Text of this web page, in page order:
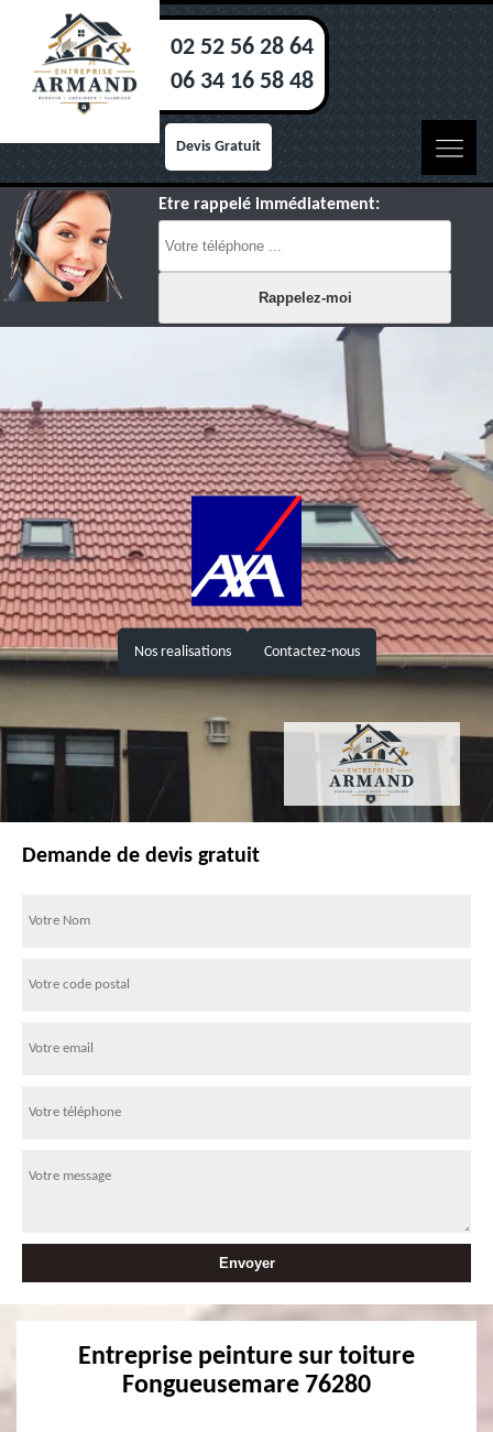
02 52 56 28 64
06 34 16 58 48
Devis Gratuit
Etre rappelé immédiatement:
Nos realisations Contactez-nous
Demande de devis gratuit
Entreprise peinture sur toiture
Fongueusemare 76280